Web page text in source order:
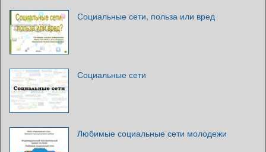
Социальные сети, польза или вред
Социальные сети
Любимые социальные сети молодежи